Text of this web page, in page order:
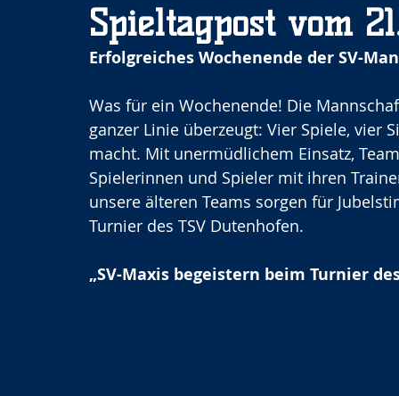
Spieltagpost vom
Erfolgreiches Wochenende der SV-
Was für ein Wochenende! Die
ganzer Linie überzeugt: Vier Spiele, vier
macht. Mit unermüdlichem Einsatz,
Spielerinnen und Spieler mit ihren
unsere älteren Teams sorgen für
Turnier des TSV Dutenhofen.
„SV-Maxis begeistern beim Turnier